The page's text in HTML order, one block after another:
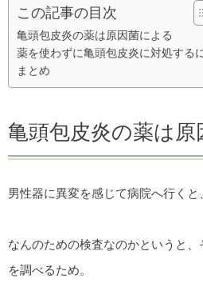
この記事の目次
亀頭包皮炎の薬は原因菌による
薬を使わずに亀頭包皮炎に対処する
まとめ
亀頭包皮炎の薬は原
男性器に異変を感じて病院へ行くと
なんのための検査なのかというと
を調べるため。